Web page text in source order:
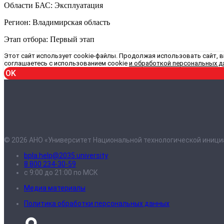
Области БАС: Эксплуатация
Регион: Владимирская область
Этап отбора: Первый этап
Этот сайт использует cookie-файлы. Продолжая использовать сайт,
соглашаетесь с использованием cookie и обработкой персональных
OK
© 2026 АНО «Университет Национальной технологической
bpla.help@2035.university
8 800 234-30-59
с 9:00 до 21:00 по МСК
Медиа материалы
Политика обработки персональных данных